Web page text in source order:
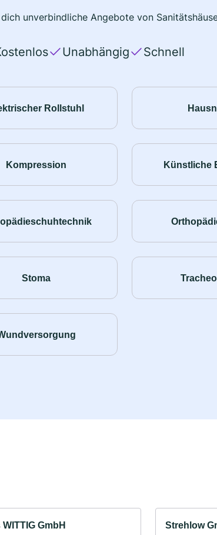
unverbindliche Angebote von
Unabhängig Schnell
Rollstuhl
Kompression Künstliche
Stoma
GmbH Strehlow